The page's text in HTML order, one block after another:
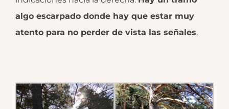
algo escarpado donde hay que estar muy
atento para no perder de vista las señales.